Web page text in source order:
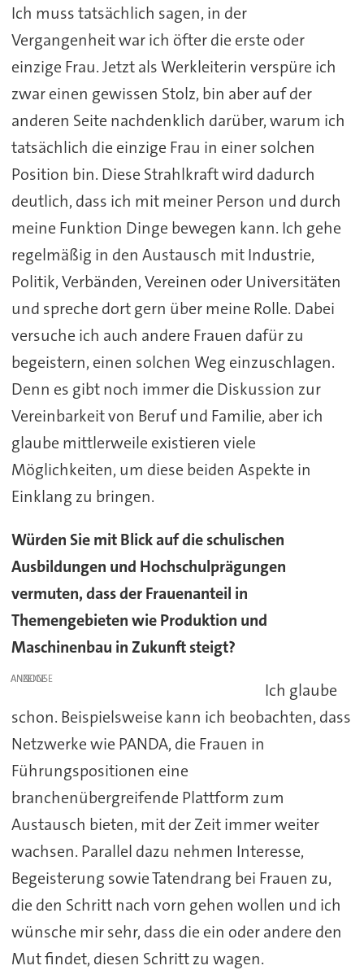
Ich muss tatsächlich sagen, in der
Vergangenheit war ich öfter die erste oder
einzige Frau. Jetzt als Werkleiterin verspüre ich
zwar einen gewissen Stolz, bin aber auf der
anderen Seite nachdenklich darüber, warum ich
tatsächlich die einzige Frau in einer solchen
Position bin. Diese Strahlkraft wird dadurch
deutlich, dass ich mit meiner Person und durch
meine Funktion Dinge bewegen kann. Ich gehe
regelmäßig in den Austausch mit Industrie,
Politik, Verbänden, Vereinen oder Universitäten
und spreche dort gern über meine Rolle. Dabei
versuche ich auch andere Frauen dafür zu
begeistern, einen solchen Weg einzuschlagen.
Denn es gibt noch immer die Diskussion zur
Vereinbarkeit von Beruf und Familie, aber ich
glaube mittlerweile existieren viele
Möglichkeiten, um diese beiden Aspekte in
Einklang zu bringen.
Würden Sie mit Blick auf die schulischen
Ausbildungen und Hochschulprägungen
vermuten, dass der Frauenanteil in
Themengebieten wie Produktion und
Maschinenbau in Zukunft steigt?
ANZEIGE
Ich glaube
schon. Beispielsweise kann ich beobachten, dass
Netzwerke wie PANDA, die Frauen in
Führungspositionen eine
branchenübergreifende Plattform zum
Austausch bieten, mit der Zeit immer weiter
wachsen. Parallel dazu nehmen Interesse,
Begeisterung sowie Tatendrang bei Frauen zu,
die den Schritt nach vorn gehen wollen und ich
wünsche mir sehr, dass die ein oder andere den
Mut findet, diesen Schritt zu wagen.